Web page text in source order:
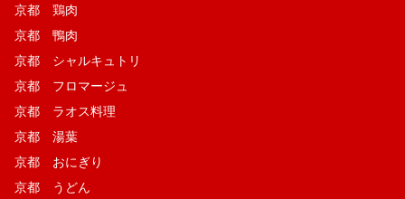
京都 鶏肉
京都 鴨肉
京都 シャルキュトリ
京都 フロマージュ
京都 ラオス料理
京都 湯葉
京都 おにぎり
京都 うどん